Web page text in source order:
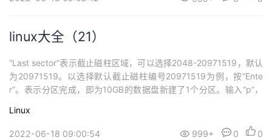
linux大全（21）
“Last sector”表示截止磁柱区域，可以选择2048-20971519，默认
为20971519。以选择默认截止磁柱编号20971519为例，按“Ente
r”。表示分区完成，即为10GB的数据盘新建了1个分区。输入“p”，
详细信息。输入“w”，按“Enter”，将分区结果写入分区表中。注：如
果之前分区操作有误...
Linux
2022-06-18 09:00:54 999+ 0 0